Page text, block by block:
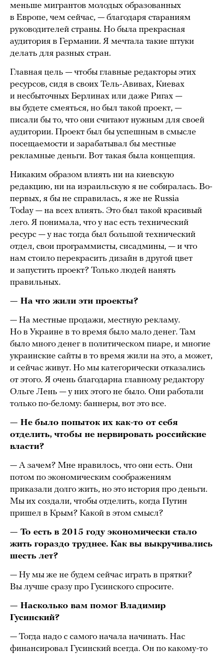
меньше мигрантов молодых образованных
в Европе, чем сейчас, — благодаря стараниям
руководителей страны. Но была прекрасная
аудитория в Германии. Я мечтала такие штуки
делать для разных стран.
Главная цель — чтобы главные редакторы этих
ресурсов, сидя в своих Тель-Авивах, Киевах
и несбыточных Берлинах или даже Ригах —
вы будете смеяться, но был такой проект, —
писали бы то, что они считают нужным для своей
аудитории. Проект был бы успешным в смысле
посещаемости и зарабатывал бы местные
рекламные деньги. Вот такая была концепция.
Никаким образом влиять ни на киевскую
редакцию, ни на израильскую я не собиралась. Во-
первых, я бы не справилась, я же не Russia
Today — на всех влиять. Это был такой красивый
лего. Я понимала, что у нас есть технический
ресурс — у нас тогда был большой технический
отдел, свои программисты, сисадмины, — и что
нам стоило перекрасить дизайн в другой цвет
и запустить проект? Только людей нанять
правильных.
— На что жили эти проекты?
— На местные продажи, местную рекламу.
Но в Украине в то время было мало денег. Там
было много денег в политическом пиаре, и многие
украинские сайты в то время жили на это, а может,
и сейчас живут. Но мы категорически отказались
от этого. Я очень благодарна главному редактору
Ольге Лень — у них этого не было. Они работали
только по-белому: баннеры, вот это все.
— Не было попыток их как-то от себя
отделить, чтобы не нервировать российские
власти?
— А зачем? Мне нравилось, что они есть. Они
потом по экономическим соображениям
приказали долго жить, но это история про деньги.
Мы их создали, чтобы отделить, когда Путин
пришел в Крым? Какой в этом смысл?
— То есть в 2015 году экономически стало
жить гораздо труднее. Как вы выкручивались
шесть лет?
— Ну мы же не будем сейчас играть в прятки?
Вы лучше сразу про Гусинского спросите.
— Насколько вам помог Владимир
Гусинский?
— Тогда надо с самого начала начинать. Нас
финансировал Гусинский всегда. Он по какому-то